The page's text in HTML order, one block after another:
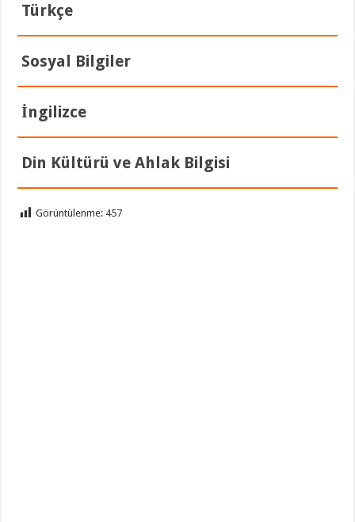
Türkçe
Sosyal Bilgiler
İngilizce
Din Kültürü ve Ahlak Bilgisi
Görüntülenme: 457